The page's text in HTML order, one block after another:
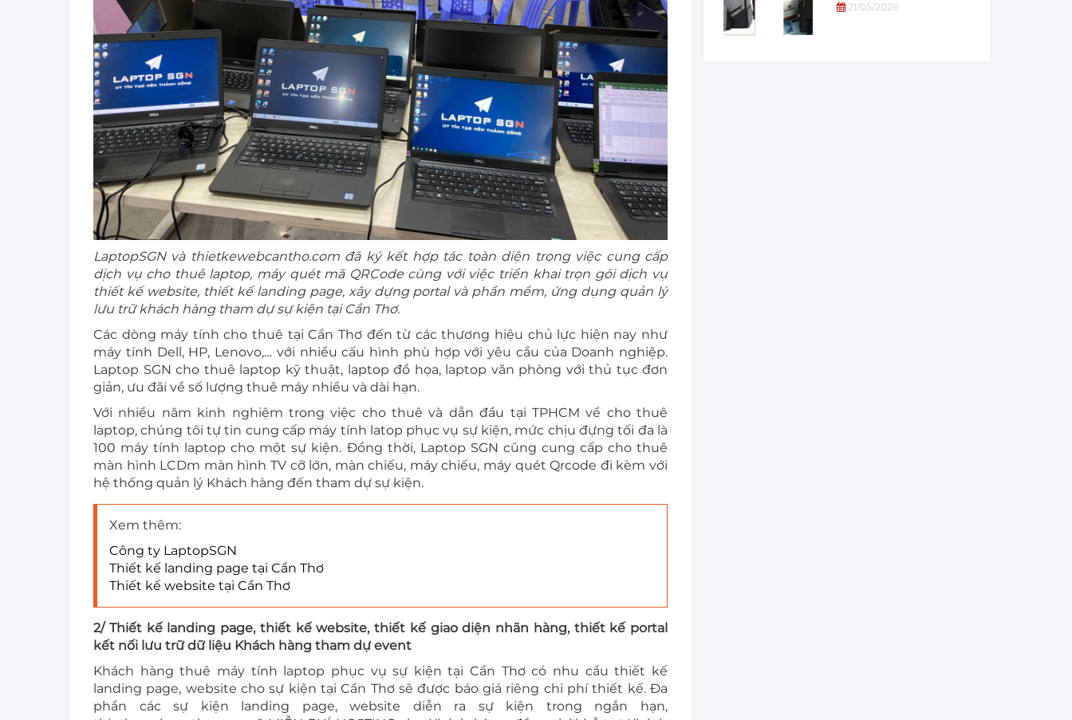
LaptopSGN và thietkewebcantho.com đã ký kết hợp tác toàn diện trong việc cung cấp
dịch vụ cho thuê laptop, máy quét mã QRCode cùng với việc triển khai trọn gói dịch vụ
thiết kế website, thiết kế landing page, xây dựng portal và phần mềm, ứng dụng quản lý
lưu trữ khách hàng tham dự sự kiện tại Cần Thơ.
Các dòng máy tính cho thuê tại Cần Thơ đến từ các thương hiệu chủ lực hiện nay như
máy tính Dell, HP, Lenovo,… với nhiều cấu hình phù hợp với yêu cầu của Doanh nghiệp.
Laptop SGN cho thuê laptop kỹ thuật, laptop đồ họa, laptop văn phòng với thủ tục đơn
giản, ưu đãi về số lượng thuê máy nhiều và dài hạn.
Với nhiều năm kinh nghiệm trong việc cho thuê và dẫn đầu tại TPHCM về cho thuê
laptop, chúng tôi tự tin cung cấp máy tính latop phục vụ sự kiện, mức chịu đựng tối đa là
100 máy tính laptop cho một sự kiện. Đồng thời, Laptop SGN cũng cung cấp cho thuê
màn hình LCDm màn hình TV cỡ lớn, màn chiếu, máy chiếu, máy quét Qrcode đi kèm với
hệ thống quản lý Khách hàng đến tham dự sự kiện.
Xem thêm:
Công ty LaptopSGN
Thiết kế landing page tại Cần Thơ
Thiết kế website tại Cần Thơ
2/ Thiết kế landing page, thiết kế website, thiết kế giao diện nhãn hàng, thiết kế portal
kết nối lưu trữ dữ liệu Khách hàng tham dự event
Khách hàng thuê máy tính laptop phục vụ sự kiện tại Cần Thơ có nhu cầu thiết kế
landing page, website cho sự kiện tại Cần Thơ sẽ được báo giá riêng chi phí thiết kế. Đa
phần các sự kiện landing page, website diễn ra sự kiện trong ngắn hạn,
21/05/2026